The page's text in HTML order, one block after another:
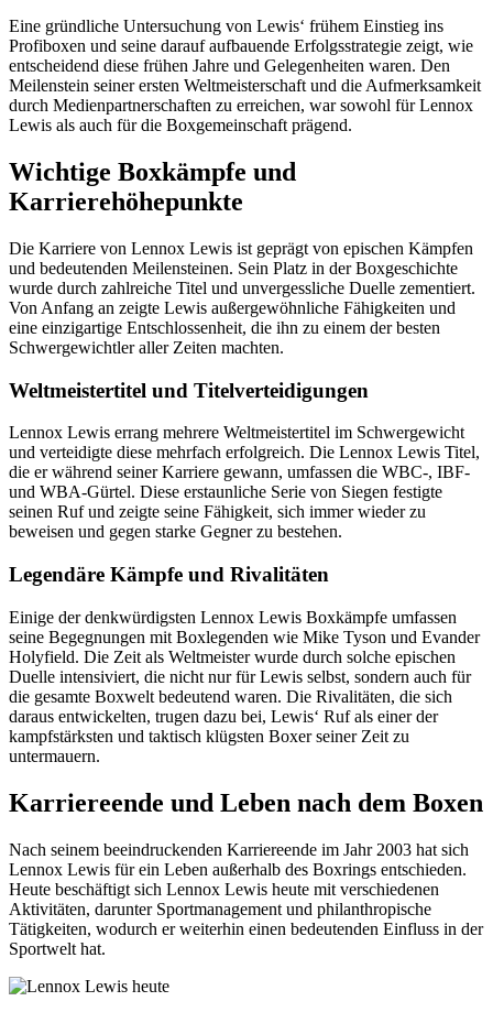
Eine gründliche Untersuchung von Lewis‘ frühem Einstieg ins
Profiboxen und seine darauf aufbauende Erfolgsstrategie zeigt, wie
entscheidend diese frühen Jahre und Gelegenheiten waren. Den
Meilenstein seiner ersten Weltmeisterschaft und die Aufmerksamkeit
durch Medienpartnerschaften zu erreichen, war sowohl für Lennox
Lewis als auch für die Boxgemeinschaft prägend.
Wichtige Boxkämpfe und
Karrierehöhepunkte
Die Karriere von Lennox Lewis ist geprägt von epischen Kämpfen
und bedeutenden Meilensteinen. Sein Platz in der Boxgeschichte
wurde durch zahlreiche Titel und unvergessliche Duelle zementiert.
Von Anfang an zeigte Lewis außergewöhnliche Fähigkeiten und
eine einzigartige Entschlossenheit, die ihn zu einem der besten
Schwergewichtler aller Zeiten machten.
Weltmeistertitel und Titelverteidigungen
Lennox Lewis errang mehrere Weltmeistertitel im Schwergewicht
und verteidigte diese mehrfach erfolgreich. Die Lennox Lewis Titel,
die er während seiner Karriere gewann, umfassen die WBC-, IBF-
und WBA-Gürtel. Diese erstaunliche Serie von Siegen festigte
seinen Ruf und zeigte seine Fähigkeit, sich immer wieder zu
beweisen und gegen starke Gegner zu bestehen.
Legendäre Kämpfe und Rivalitäten
Einige der denkwürdigsten Lennox Lewis Boxkämpfe umfassen
seine Begegnungen mit Boxlegenden wie Mike Tyson und Evander
Holyfield. Die Zeit als Weltmeister wurde durch solche epischen
Duelle intensiviert, die nicht nur für Lewis selbst, sondern auch für
die gesamte Boxwelt bedeutend waren. Die Rivalitäten, die sich
daraus entwickelten, trugen dazu bei, Lewis‘ Ruf als einer der
kampfstärksten und taktisch klügsten Boxer seiner Zeit zu
untermauern.
Karriereende und Leben nach dem Boxen
Nach seinem beeindruckenden Karriereende im Jahr 2003 hat sich
Lennox Lewis für ein Leben außerhalb des Boxrings entschieden.
Heute beschäftigt sich Lennox Lewis heute mit verschiedenen
Aktivitäten, darunter Sportmanagement und philanthropische
Tätigkeiten, wodurch er weiterhin einen bedeutenden Einfluss in der
Sportwelt hat.